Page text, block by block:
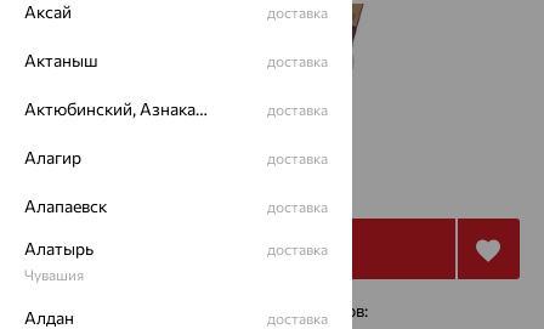
19 594
Купить
4 платежа по 4 899 с помощью сервисов:
Аксай доставка
Актаныш доставка
Актюбинский, Азнакаевский район доставка
Алагир доставка
Алапаевск доставка
Алатырь
Чувашия
доставка
Алдан доставка